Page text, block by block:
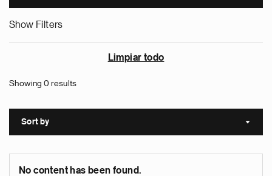
Show Filters
Limpiar todo
Showing 0 results
Sort by Sort
No content has been found.